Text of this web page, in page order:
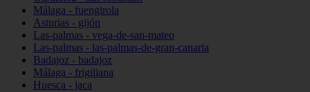
Málaga - fuengirola
Asturias - gijón
Las-palmas - vega-de-san-mateo
Las-palmas - las-palmas-de-gran-canaria
Badajoz - badajoz
Málaga - frigiliana
Huesca - jaca